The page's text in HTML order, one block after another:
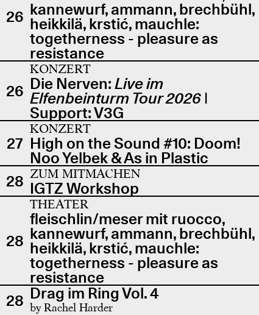
26 kannewurf, ammann, brechbühl,
heikkilä, krstić, mauchle:
togetherness - pleasure as
resistance
26
KONZERT
Die Nerven:Live im
Elfenbeinturm Tour 2026 |
Support: V3G
27
KONZERT
High on the Sound #10: Doom!
Noo Yelbek & As in Plastic
28 ZUM MITMACHEN
IGTZ Workshop
28
THEATER
fleischlin/meser mit ruocco,
kannewurf, ammann, brechbühl,
heikkilä, krstić, mauchle:
togetherness - pleasure as
resistance
28 Drag im Ring Vol. 4
by Rachel Harder